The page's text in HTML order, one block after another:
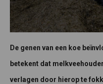
De genen van een koe
betekent dat
verlagen door hierop te